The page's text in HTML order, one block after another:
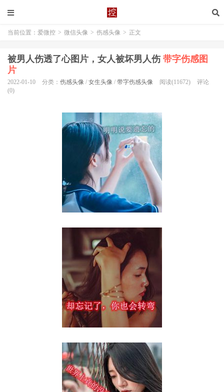
当前位置： 爱微控 > 微信头像 > 伤感头像 > 正文
被男人伤透了心图片，女人被坏男人伤 带字伤感图
片
2022-01-10 分类： 伤感头像 / 女生头像 / 带字伤感头像 阅读(11672)
评论
(0)